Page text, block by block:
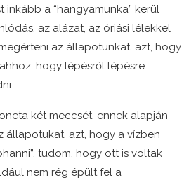
inkább a “hangyamunka” kerül
az alázat, az óriási lélekkel
az állapotunkat, azt, hogy
hogy lépésről lépésre
két meccsét, ennek alapján
állapotukat, azt, hogy a vízben
tudom, hogy ott is voltak
nem rég épült fel a